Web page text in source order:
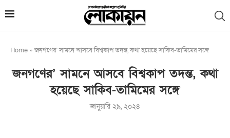
Home »জনগণের’ সামনে আসবে বিশ্বকাপ তদন্ত, কথা হয়েছে সাকিব-তামিমের সঙ্গে
জনগণের’ সামনে আসবে বিশ্বকাপ তদন্ত, কথা
হয়েছে সাকিব-তামিমের সঙ্গে
জানুয়ারি ২৯, ২০২৪